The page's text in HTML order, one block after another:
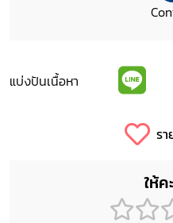
แบ่งปันเนื้อหา
รา
ให้